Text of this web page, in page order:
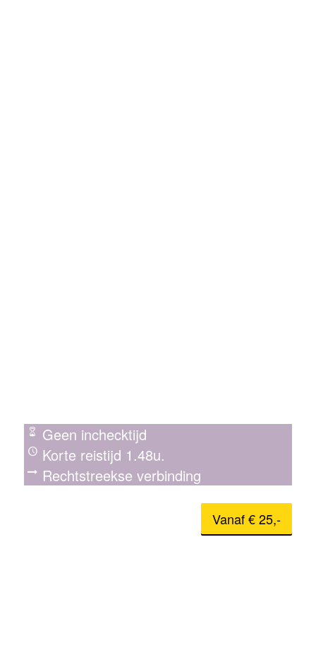
Geen inchecktijd
Korte reistijd 1.48u.
Rechtstreekse verbinding
Vanaf € 25,-